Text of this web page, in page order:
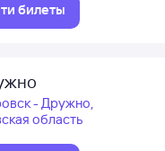
билеты
- Дружно,
область